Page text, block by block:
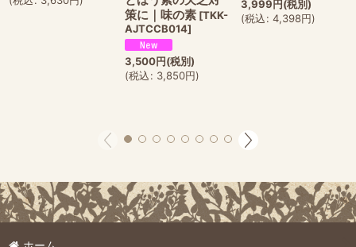
策に｜味の素 [TKK-
AJTCCB014]
3,500円(税別)
(税込: 3,850円)
3,999円(税別)
(税込: 4,398円)